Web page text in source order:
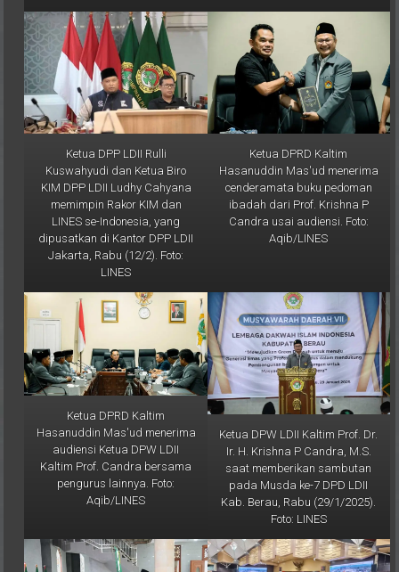
Ketua DPP LDII Rulli
Kuswahyudi dan Ketua Biro
KIM DPP LDII Ludhy Cahyana
memimpin Rakor KIM dan
LINES se-Indonesia, yang
dipusatkan di Kantor DPP LDII
Jakarta, Rabu (12/2). Foto:
LINES
Ketua DPRD Kaltim
Hasanuddin Mas'ud menerima
cenderamata buku pedoman
ibadah dari Prof. Krishna P
Candra usai audiensi. Foto:
Aqib/LINES
Ketua DPRD Kaltim
Hasanuddin Mas'ud menerima
audiensi Ketua DPW LDII
Kaltim Prof. Candra bersama
pengurus lainnya. Foto:
Aqib/LINES
Ketua DPW LDII Kaltim Prof. Dr.
Ir. H. Krishna P Candra, M.S.
saat memberikan sambutan
pada Musda ke-7 DPD LDII
Kab. Berau, Rabu (29/1/2025).
Foto: LINES